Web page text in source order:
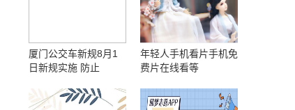
厦门公交车新规8月1
日新规实施 防止
年轻人手机看片手机免
费片在线看等